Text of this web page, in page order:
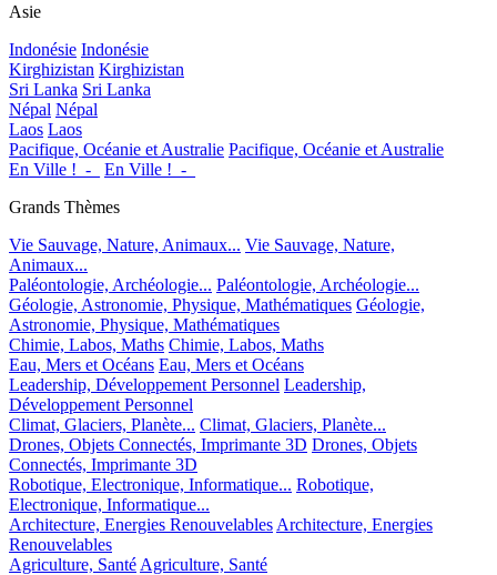
Asie
Indonésie Indonésie
Kirghizistan Kirghizistan
Sri Lanka Sri Lanka
Népal Népal
Laos Laos
Pacifique, Océanie et Australie Pacifique, Océanie et Australie
En Ville !_-_
En Ville !_-_
Grands Thèmes
Vie Sauvage, Nature, Animaux... Vie Sauvage, Nature,
Animaux...
Paléontologie, Archéologie... Paléontologie, Archéologie...
Géologie, Astronomie, Physique, Mathématiques Géologie,
Astronomie, Physique, Mathématiques
Chimie, Labos, Maths Chimie, Labos, Maths
Eau, Mers et Océans Eau, Mers et Océans
Leadership, Développement Personnel Leadership,
Développement Personnel
Climat, Glaciers, Planète... Climat, Glaciers, Planète...
Drones, Objets Connectés, Imprimante 3D Drones, Objets
Connectés, Imprimante 3D
Robotique, Electronique, Informatique... Robotique,
Electronique, Informatique...
Architecture, Energies Renouvelables Architecture, Energies
Renouvelables
Agriculture, Santé Agriculture, Santé